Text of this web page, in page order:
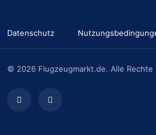
Datenschutz
© 2026 Flugzeugmarkt.de. Alle Rechte